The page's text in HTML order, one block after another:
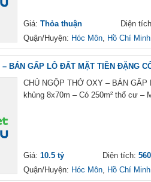
Giá: Thỏa thuận Diện
Quận/Huyện: Hóc Môn, Hồ Chí Minh
– BÁN GẤP LÔ ĐẤT MẶT TIỀN ĐẶNG
CHỦ NGỘP THỞ OXY – BÁN
khủng 8x70m – Có 250m² thổ cư
Giá: 10.5 tỷ Diện tích:
Quận/Huyện: Hóc Môn, Hồ Chí Minh